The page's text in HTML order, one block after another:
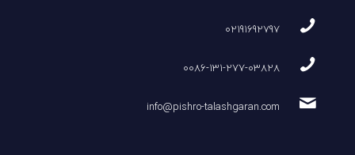
02191692797
0086-131-277-03828
info@pishro-talashgaran.com